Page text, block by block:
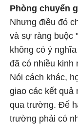
Phòng chuyển
Nhưng điều đó
và sự ràng buộc
không có ý
đã có nhiều kinh
Nói cách khác,
giao các kết quả
qua trường. Để
trường phải có